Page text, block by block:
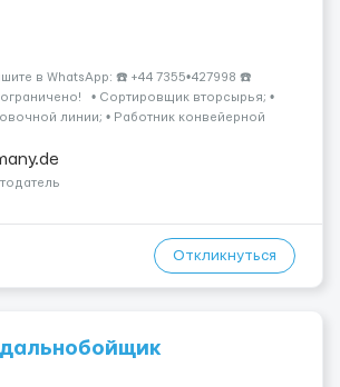
в WhatsApp: ☎️ +44 7355•427998 ☎️
• Сортировщик вторсырья; •
линии; • Работник конвейерной
Откликнуться